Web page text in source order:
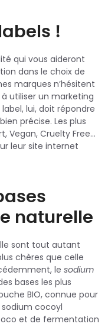
!
qui vous aideront
dans le choix de
marques n’hésitent
utiliser un marketing
lui, doit répondre
précise. Les plus
Vegan, Cruelty Free…
leur site internet
naturelle
sont tout autant
chères que celle
le sodium
bases les plus
BIO, connue pour
cocoyl
et de fermentation